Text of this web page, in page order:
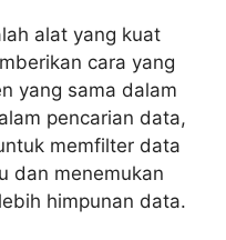
alat yang kuat
cara yang
yang sama dalam
pencarian data,
memfilter data
dan menemukan
himpunan data.